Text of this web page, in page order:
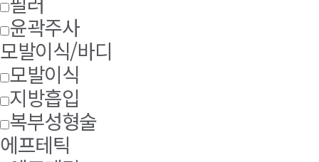
윤곽주사
모발이식/바디
모발이식
지방흡입
복부성형술
에프테틱